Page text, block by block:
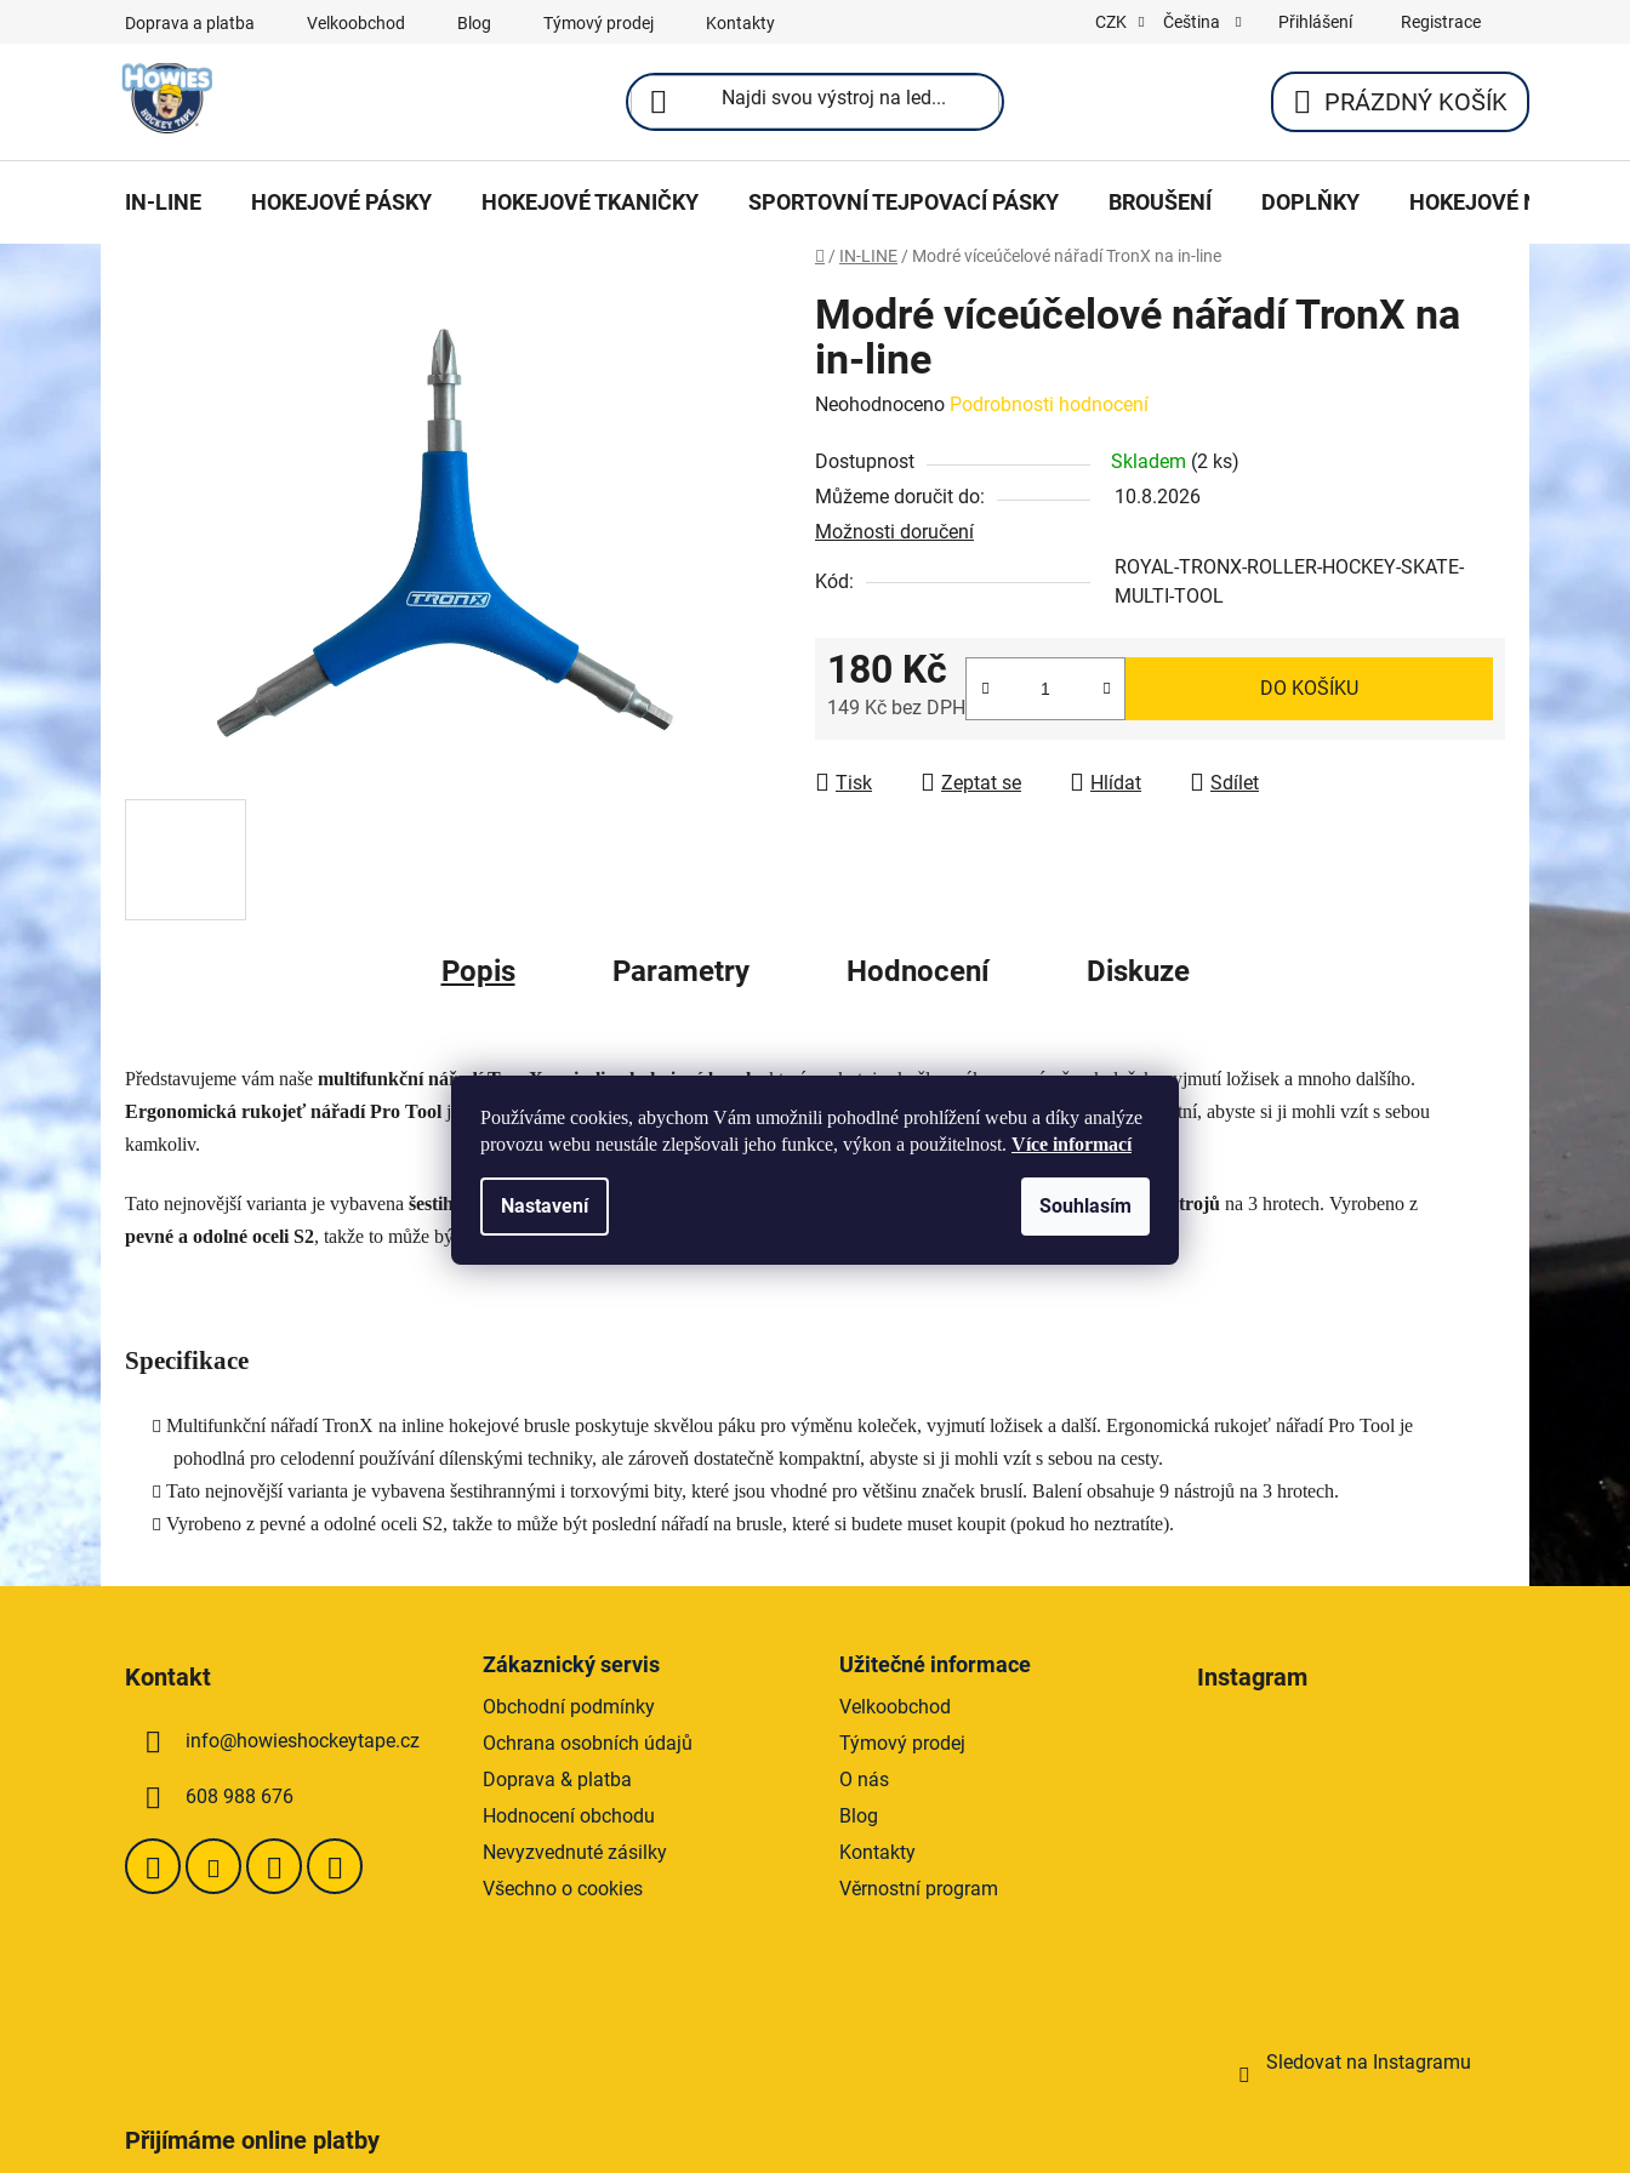
Používáme cookies, abychom Vám umožnili pohodlné prohlížení webu a díky analýze
provozu webu neustále zlepšovali jeho funkce, výkon a použitelnost. Více informací
Nastavení Souhlasím
Doprava a platba Velkoobchod Blog Týmový prodej Kontakty CZK Čeština Přihlášení Registrace
NÁKUPNÍ
KOŠÍK
PRÁZDNÝ KOŠÍK
IN-LINE HOKEJOVÉ PÁSKY HOKEJOVÉ TKANIČKY SPORTOVNÍ TEJPOVACÍ PÁSKY BROUŠENÍ DOPLŇKY HOKEJOVÉ NOŽE
Domů
/ IN-LINE / Modré víceúčelové nářadí TronX na in-line
Modré víceúčelové nářadí TronX na
in-line
Průměrné
produktu
je
0,0
Neohodnoceno Podrobnosti hodnocení
Dostupnost Skladem (2 ks)
Můžeme doručit do:
10.8.2026
Možnosti doručení
Kód:
ROYAL-TRONX-ROLLER-HOCKEY-SKATE-
MULTI-TOOL
180 Kč
149 Kč bez DPH
DO KOŠÍKU
Tisk Zeptat se Hlídat Sdílet
Popis Parametry Hodnocení Diskuze
Představujeme vám naše multifunkční nářadí TronX na in-line hokejové brusle, které poskytuje skvělou páku pro výměnu koleček, vyjmutí ložisek a mnoho dalšího.
Ergonomická rukojeť nářadí Pro Tool je nejen pohodlná pro celodenní používání dílenskými techniky, ale zároveň dostatečně kompaktní, abyste si ji mohli vzít s sebou
kamkoliv.
Tato nejnovější varianta je vybavena šestihrannými i torxovými bity , které jsou vhodné pro většinu značek bruslí. Balení obsahuje 9 nástrojů na 3 hrotech. Vyrobeno z
pevné a odolné oceli S2, takže to může být poslední nářadí na brusle, které si budete muset koupit (pokud ho neztratíte).
Specifikace
Multifunkční nářadí TronX na inline hokejové brusle poskytuje skvělou páku pro výměnu koleček, vyjmutí ložisek a další. Ergonomická rukojeť nářadí Pro Tool je
pohodlná pro celodenní používání dílenskými techniky, ale zároveň dostatečně kompaktní, abyste si ji mohli vzít s sebou na cesty.
Tato nejnovější varianta je vybavena šestihrannými i torxovými bity, které jsou vhodné pro většinu značek bruslí. Balení obsahuje 9 nástrojů na 3 hrotech.
Vyrobeno z pevné a odolné oceli S2, takže to může být poslední nářadí na brusle, které si budete muset koupit (pokud ho neztratíte).
Kontakt
info@howieshockeytape.cz
608 988 676
Zákaznický servis
Obchodní podmínky
Ochrana osobních údajů
Doprava & platba
Hodnocení obchodu
Nevyzvednuté zásilky
Všechno o cookies
Užitečné informace
Velkoobchod
Týmový prodej
O nás
Blog
Kontakty
Věrnostní program
Instagram
Sledovat na Instagramu
Přijímáme online platby